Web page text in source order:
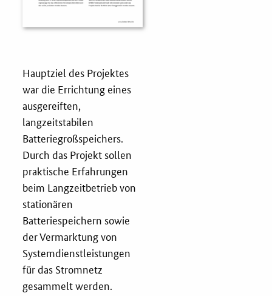
Fristenassistent
KOINNOvationsplatz
LZK-Rechner
Preis-Leistungs-Gewichtungs-Check
Toolbox
Vergabe-Wahl-O-Mat
Zertifizierung
Hauptziel des Projektes
war die Errichtung eines
ausgereiften,
langzeitstabilen
Batteriegroßspeichers.
Durch das Projekt sollen
praktische Erfahrungen
beim Langzeitbetrieb von
stationären
Batteriespeichern sowie
der Vermarktung von
Systemdienstleistungen
für das Stromnetz
gesammelt werden.